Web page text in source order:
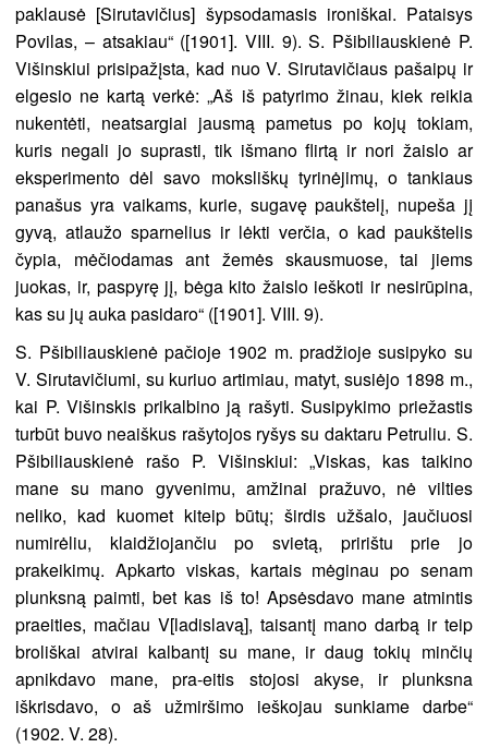
paklausė [Sirutavičius] šypsodamasis ironiškai. Pataisys
Povilas, – atsakiau“ ([1901]. VIII. 9). S. Pšibiliauskienė P.
Višinskiui prisipažįsta, kad nuo V. Sirutavičiaus pašaipų ir
elgesio ne kartą verkė: „Aš iš patyrimo žinau, kiek reikia
nukentėti, neatsargiai jausmą pametus po kojų tokiam,
kuris negali jo suprasti, tik išmano flirtą ir nori žaislo ar
eksperimento dėl savo moksliškų tyrinėjimų, o tankiaus
panašus yra vaikams, kurie, sugavę paukštelį, nupeša jį
gyvą, atlaužo sparnelius ir lėkti verčia, o kad paukštelis
čypia, mėčiodamas ant žemės skausmuose, tai jiems
juokas, ir, paspyrę jį, bėga kito žaislo ieškoti ir nesirūpina,
kas su jų auka pasidaro“ ([1901]. VIII. 9).
S. Pšibiliauskienė pačioje 1902 m. pradžioje susipyko su
V. Sirutavičiumi, su kuriuo artimiau, matyt, susiėjo 1898 m.,
kai P. Višinskis prikalbino ją rašyti. Susipykimo priežastis
turbūt buvo neaiškus rašytojos ryšys su daktaru Petruliu. S.
Pšibiliauskienė rašo P. Višinskiui: „Viskas, kas taikino
mane su mano gyvenimu, amžinai pražuvo, nė vilties
neliko, kad kuomet kiteip būtų; širdis užšalo, jaučiuosi
numirėliu, klaidžiojančiu po svietą, pririštu prie jo
prakeikimų. Apkarto viskas, kartais mėginau po senam
plunksną paimti, bet kas iš to! Apsėsdavo mane atmintis
praeities, mačiau V[ladislavą], taisantį mano darbą ir teip
broliškai atvirai kalbantį su mane, ir daug tokių minčių
apnikdavo mane, pra-eitis stojosi akyse, ir plunksna
iškrisdavo, o aš užmiršimo ieškojau sunkiame darbe“
(1902. V. 28).